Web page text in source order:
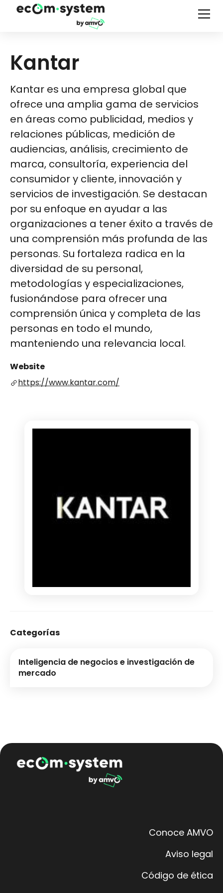
Kantar
Kantar es una empresa global que
ofrece una amplia gama de servicios
en áreas como publicidad, medios y
relaciones públicas, medición de
audiencias, análisis, crecimiento de
marca, consultoría, experiencia del
consumidor y cliente, innovación y
servicios de investigación. Se destacan
por su enfoque en ayudar a las
organizaciones a tener éxito a través de
una comprensión más profunda de las
personas. Su fortaleza radica en la
diversidad de su personal,
metodologías y especializaciones,
fusionándose para ofrecer una
comprensión única y completa de las
personas en todo el mundo,
manteniendo una relevancia local​​​​​​.
Website
https://www.kantar.com/
Categorías
Inteligencia de negocios e investigación de
mercado
Conoce AMVO
Aviso legal
Código de ética